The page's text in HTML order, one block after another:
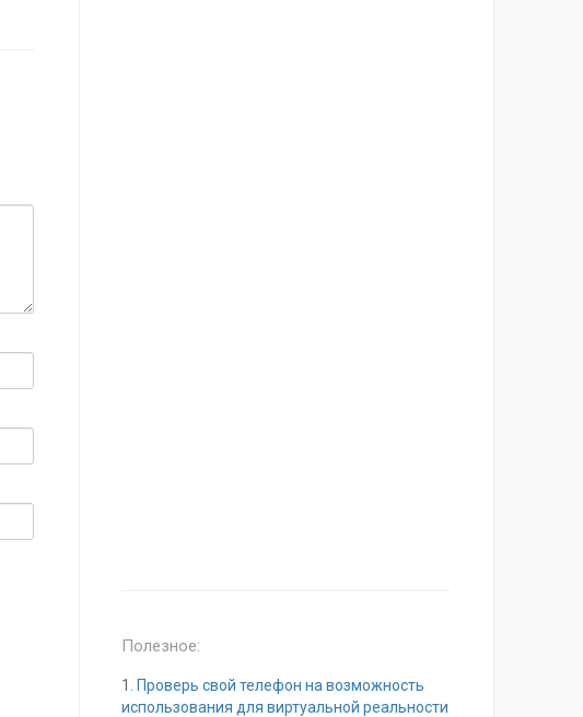
Полезное:
1.
Проверь свой телефон на возможность
использования для виртуальной реальности